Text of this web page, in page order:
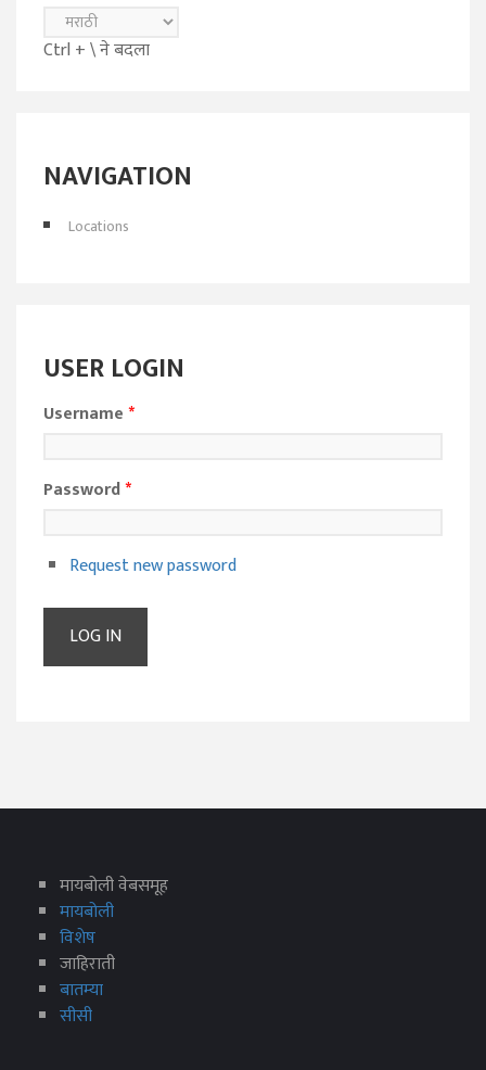
Ctrl + \ ने बदला
NAVIGATION
Locations
USER LOGIN
Username*
Password*
Request new password
मायबोली वेबसमूह
मायबोली
विशेष
जाहिराती
बातम्या
सीसी